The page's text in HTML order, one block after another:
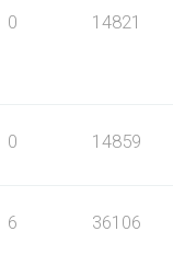
0 14821
0 14859
6 36106